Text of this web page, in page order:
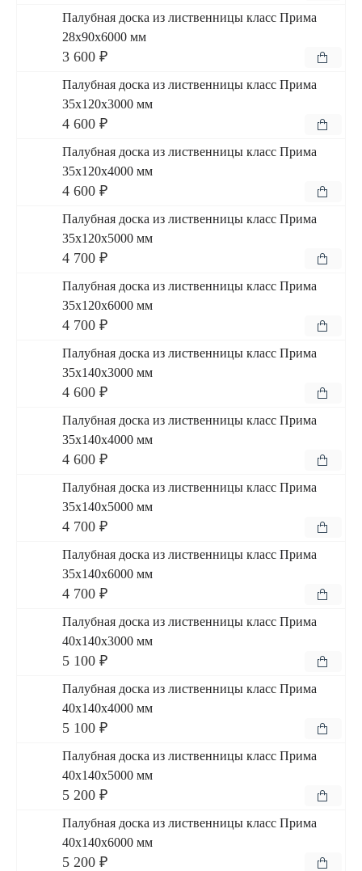
Палубная доска из лиственницы класс Прима
28x90x6000 мм
3 600 ₽
Палубная доска из лиственницы класс Прима
35x120x3000 мм
4 600 ₽
Палубная доска из лиственницы класс Прима
35x120x4000 мм
4 600 ₽
Палубная доска из лиственницы класс Прима
35x120x5000 мм
4 700 ₽
Палубная доска из лиственницы класс Прима
35x120x6000 мм
4 700 ₽
Палубная доска из лиственницы класс Прима
35x140x3000 мм
4 600 ₽
Палубная доска из лиственницы класс Прима
35x140x4000 мм
4 600 ₽
Палубная доска из лиственницы класс Прима
35x140x5000 мм
4 700 ₽
Палубная доска из лиственницы класс Прима
35x140x6000 мм
4 700 ₽
Палубная доска из лиственницы класс Прима
40x140x3000 мм
5 100 ₽
Палубная доска из лиственницы класс Прима
40x140x4000 мм
5 100 ₽
Палубная доска из лиственницы класс Прима
40x140x5000 мм
5 200 ₽
Палубная доска из лиственницы класс Прима
40x140x6000 мм
5 200 ₽